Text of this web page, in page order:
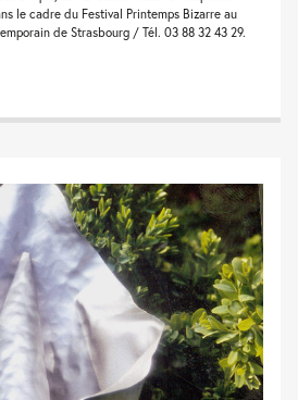
le cadre du Festival Printemps Bizarre au
de Strasbourg / Tél. 03 88 32 43 29.